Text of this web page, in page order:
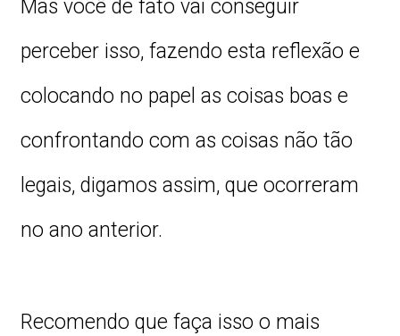
Mas você de fato vai conseguir
perceber isso, fazendo esta reflexão e
colocando no papel as coisas boas e
confrontando com as coisas não tão
legais, digamos assim, que ocorreram
no ano anterior.
Recomendo que faça isso o mais